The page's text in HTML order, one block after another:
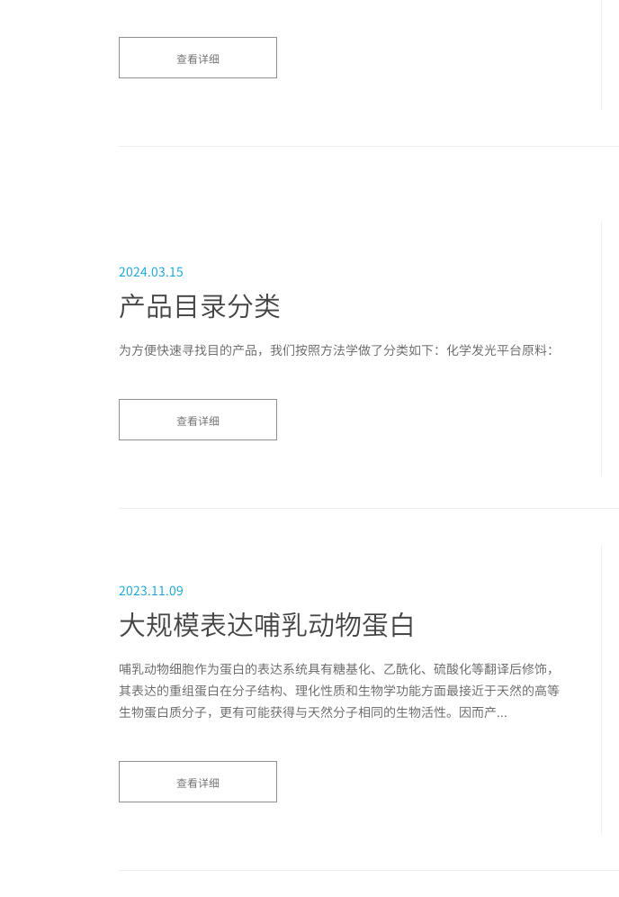
查看详细
2024.03.15
产品目录分类
为方便快速寻找目的产品，我们按照方法学做了分类如下：化学发光平台原料：
查看详细
2023.11.09
大规模表达哺乳动物蛋白
哺乳动物细胞作为蛋白的表达系统具有糖基化、乙酰化、硫酸化等翻译后修饰，
其表达的重组蛋白在分子结构、理化性质和生物学功能方面最接近于天然的高等
生物蛋白质分子，更有可能获得与天然分子相同的生物活性。因而产...
查看详细